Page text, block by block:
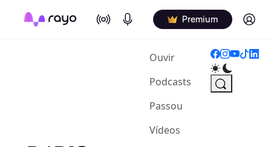
On Air Podcasts Premium Log in
Ouvir(current)
Podcasts
Passou
Vídeos